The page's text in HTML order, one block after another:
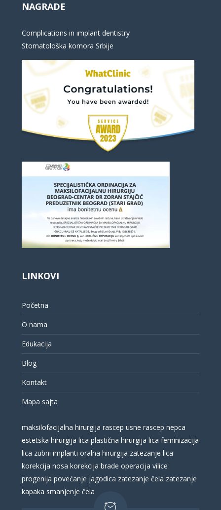
NAGRADE
Complications in implant dentistry
Stomatološka komora Srbije
LINKOVI
Početna
O nama
Edukacija
Blog
Kontakt
Mapa sajta
maksilofacijalna hirurgija rascep usne rascep nepca
estetska hirurgija lica plastična hirurgija lica feminizacija
lica zubni implanti oralna hirurgija zatezanje lica
korekcija nosa korekcija brade operacija vilice
progenija povećanje jagodica zatezanje čela zatezanje
kapaka smanjenje čela